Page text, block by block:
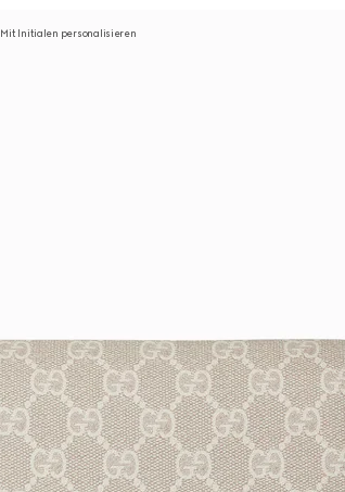
Mit Initialen personalisieren